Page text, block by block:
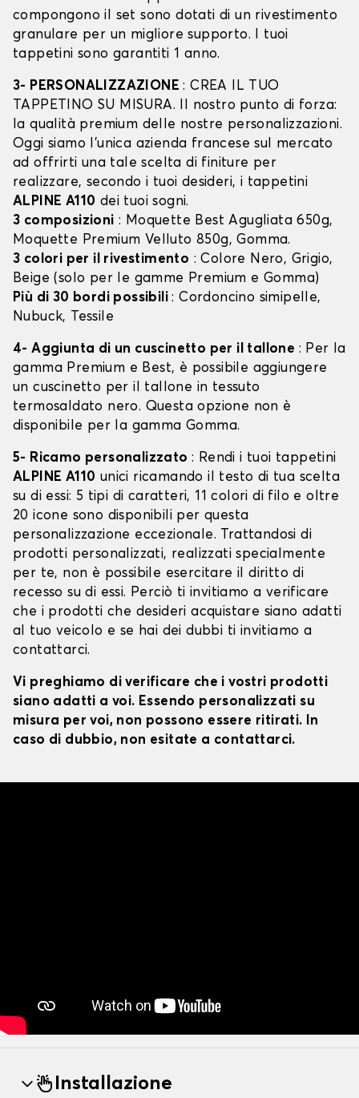
compongono il set sono dotati di un rivestimento
granulare per un migliore supporto. I tuoi
tappetini sono garantiti 1 anno.
3- PERSONALIZZAZIONE: CREA IL TUO
TAPPETINO SU MISURA. Il nostro punto di forza:
la qualità premium delle nostre personalizzazioni.
Oggi siamo l’unica azienda francese sul mercato
ad offrirti una tale scelta di finiture per
realizzare, secondo i tuoi desideri, i tappetini
ALPINE A110 dei tuoi sogni.
3 composizioni : Moquette Best Agugliata 650g,
Moquette Premium Velluto 850g, Gomma.
3 colori per il rivestimento : Colore Nero, Grigio,
Beige (solo per le gamme Premium e Gomma)
Più di 30 bordi possibili: Cordoncino simipelle,
Nubuck, Tessile
4- Aggiunta di un cuscinetto per il tallone : Per la
gamma Premium e Best, è possibile aggiungere
un cuscinetto per il tallone in tessuto
termosaldato nero. Questa opzione non è
disponibile per la gamma Gomma.
5- Ricamo personalizzato : Rendi i tuoi tappetini
ALPINE A110 unici ricamando il testo di tua scelta
su di essi: 5 tipi di caratteri, 11 colori di filo e oltre
20 icone sono disponibili per questa
personalizzazione eccezionale. Trattandosi di
prodotti personalizzati, realizzati specialmente
per te, non è possibile esercitare il diritto di
recesso su di essi. Perciò ti invitiamo a verificare
che i prodotti che desideri acquistare siano adatti
al tuo veicolo e se hai dei dubbi ti invitiamo a
contattarci.
Vi preghiamo di verificare che i vostri prodotti
siano adatti a voi. Essendo personalizzati su
misura per voi, non possono essere ritirati. In
caso di dubbio, non esitate a contattarci.
Installazione